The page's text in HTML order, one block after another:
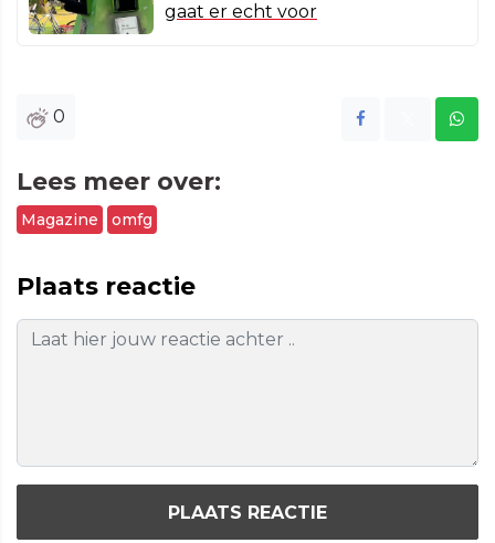
gaat er echt voor
0
Lees meer over:
Magazine omfg
Plaats reactie
PLAATS REACTIE